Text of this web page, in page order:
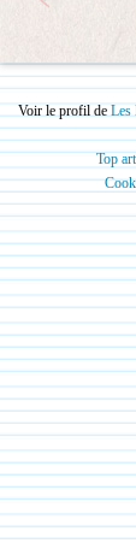
Voir le profil de Les
Top